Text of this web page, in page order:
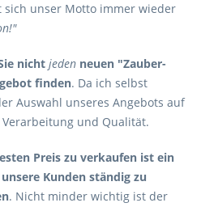
sich unser Motto immer wieder
nicht jeden neuen "Zauber-
finden. Da ich selbst
Auswahl unseres Angebots auf
und Qualität.
Preis zu verkaufen ist ein
Kunden ständig zu
. Nicht minder wichtig ist der